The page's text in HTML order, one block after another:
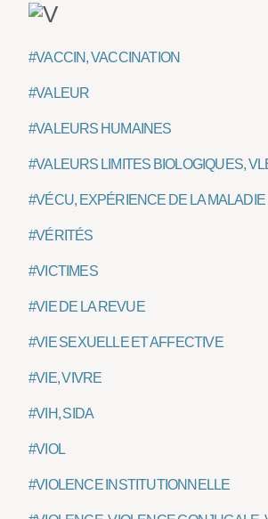
#VACCIN, VACCINATION
#VALEUR
#VALEURS HUMAINES
#VALEURS LIMITES BIOLOGIQUES,
#VÉCU, EXPÉRIENCE DE LA MALADIE
#VÉRITÉS
#VICTIMES
#VIE DE LA REVUE
#VIE SEXUELLE ET AFFECTIVE
#VIE, VIVRE
#VIH, SIDA
#VIOL
#VIOLENCE INSTITUTIONNELLE